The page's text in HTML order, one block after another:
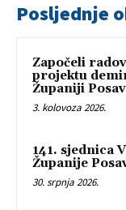
Posljednje
Započeli
projektu
Županiji
3. kolovoza 2026.
141. sjednica
Županije
30. srpnja 2026.